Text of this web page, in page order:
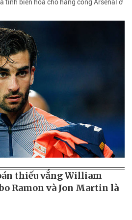
thiếu vắng William
Ramon và Jon Martin là